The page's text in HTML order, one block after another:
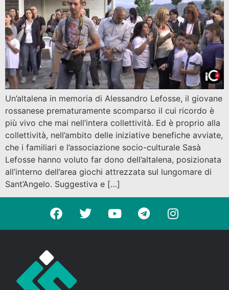
Un’altalena in memoria di Alessandro Lefosse, il giovane
rossanese prematuramente scomparso il cui ricordo è
più vivo che mai nell’intera collettività. Ed è proprio alla
collettività, nell’ambito delle iniziative benefiche avviate,
che i familiari e l’associazione socio-culturale Sasà
Lefosse hanno voluto far dono dell’altalena, posizionata
all’interno dell’area giochi attrezzata sul lungomare di
Sant’Angelo. Suggestiva e […]